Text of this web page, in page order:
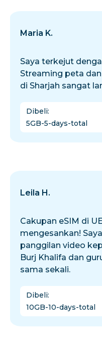
Maria K.
Saya terkejut
Streaming peta
di Sharjah sangat
Dibeli:
5GB-5-days-total
Leila H.
Cakupan eSIM di
mengesankan!
panggilan video
Burj Khalifa dan
sama sekali.
Dibeli:
10GB-10-days-total